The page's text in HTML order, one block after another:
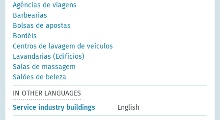
Agências de viagens
Barbearias
Bolsas de apostas
Bordéis
Centros de lavagem de veículos
Lavandarias (Edifícios)
Salas de massagem
Salões de beleza
IN OTHER LANGUAGES
Service industry buildings
English